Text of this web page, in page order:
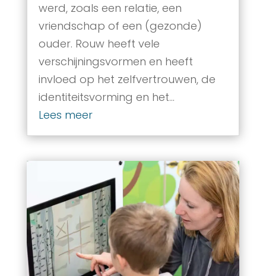
werd, zoals een relatie, een
vriendschap of een (gezonde)
ouder. Rouw heeft vele
verschijningsvormen en heeft
invloed op het zelfvertrouwen, de
identiteitsvorming en het...
Lees meer